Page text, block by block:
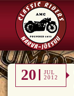
20
JUL
2012